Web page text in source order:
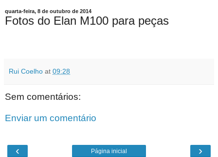
quarta-feira, 8 de outubro de 2014
Fotos do Elan M100 para peças
Rui Coelho at 09:28
Sem comentários:
Enviar um comentário
‹ ›
Página inicial